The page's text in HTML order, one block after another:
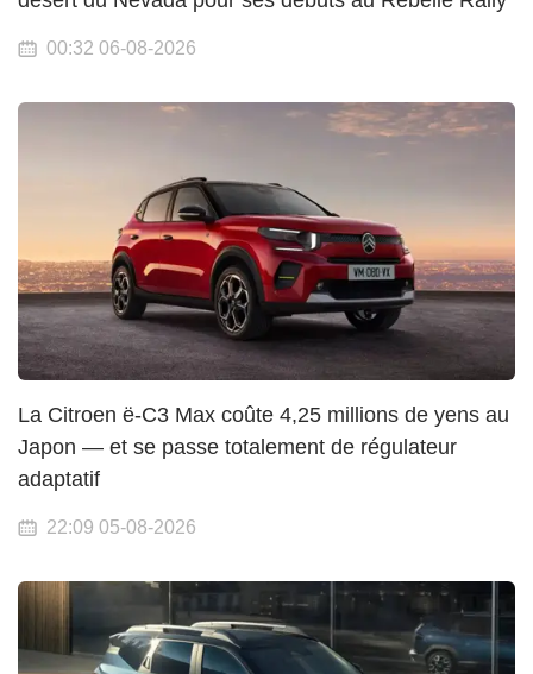
00:32 06-08-2026
La Citroen ë-C3 Max coûte 4,25 millions de yens au
Japon — et se passe totalement de régulateur
adaptatif
22:09 05-08-2026